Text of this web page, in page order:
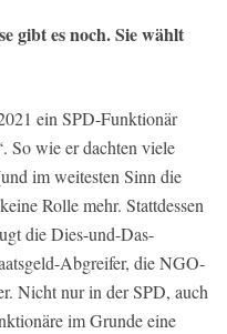
gibt es noch. Sie wählt
ein SPD-Funktionär
So wie er dachten viele
im weitesten Sinn die
Rolle mehr. Stattdessen
die Dies-und-Das-
Abgreifer, die NGO-
Nicht nur in der SPD, auch
im Grunde eine